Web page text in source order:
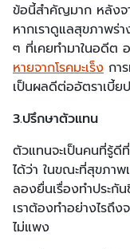
ข้อนี้สำคัญมาก หลังจา
หากเราดูแลสุขภาพร่
ๆ ที่เคยทำมาในอดีต
หายจากโรคมะเร็ง กา
เป็นผลดีต่ออัตราเบี้ย
3.ปรึกษาตัวแทน
ตัวแทนจะเป็นคนที่รู้ดี
ได้ว่า ในขณะที่สุขภาพ
ลองยื่นเรื่องทำประกัน
เราต้องทำอย่างไรถึง
ไม่แพง